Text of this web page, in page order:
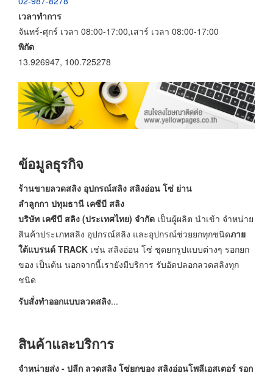
เวลาทำการ
จันทร์-ศุกร์ เวลา 08:00-17:00,เสาร์ เวลา 08:00-17:00
พิกัด
13.926947, 100.725278
ข้อมูลธุรกิจ
ร้านขายลวดสลิง อุปกรณ์สลิง สลิงอ่อน โซ่ ย่าน
ลำลูกกา ปทุมธานี เคซีบี สลิง
บริษัท เคซีบี สลิง (ประเทศไทย) จำกัด เป็นผู้ผลิต นำเข้า จำหน่าย
สินค้าประเภทสลิง อุปกรณ์สลิง และอุปกรณ์ช่วยยกทุกชนิดภาย
ใต้แบรนด์ TRACK เช่น สลิงอ่อน โซ่ ชุดยกรูปแบบต่างๆ รอกยก
ของ เป็นต้น นอกจากนี้เรายังมีบริการ รับอัดปลอกลวดสลิงทุก
ชนิด
รับสั่งทำออกแบบลวดสลิง...
สินค้าและบริการ
จำหน่ายส่ง - ปลีก ลวดสลิง โซ่ยกของ สลิงอ่อนโพลีเอสเตอร์ รอก